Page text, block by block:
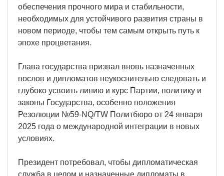
обеспечения прочного мира и стабильности,
необходимых для устойчивого развития страны в
новом периоде, чтобы тем самым открыть путь к
эпохе процветания.
Глава государства призвал вновь назначенных
послов и дипломатов неукоснительно следовать и
глубоко усвоить линию и курс Партии, политику и
законы Государства, особенно положения
Резолюции №59-NQ/TW Политбюро от 24 января
2025 года о международной интеграции в новых
условиях.
Президент потребовал, чтобы дипломатическая